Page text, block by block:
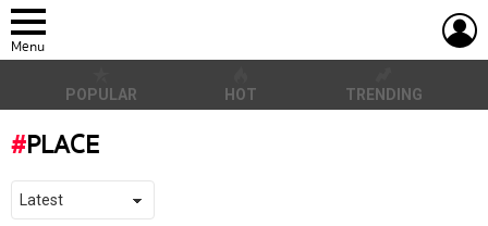
Menu
POPULAR HOT TRENDING
PLACE